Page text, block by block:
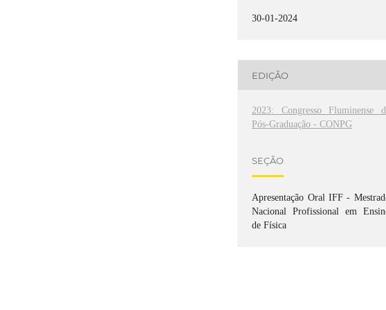
30-01-2024
EDIÇÃO
2023: Congresso Fluminense
Pós-Graduação - CONPG
SEÇÃO
Apresentação Oral IFF -
Nacional Profissional em
de Física